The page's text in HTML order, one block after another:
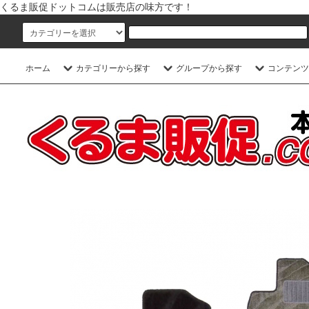
くるま販促ドットコムは販売店の味方です！
ホーム カテゴリーから探す グループから探す コンテン